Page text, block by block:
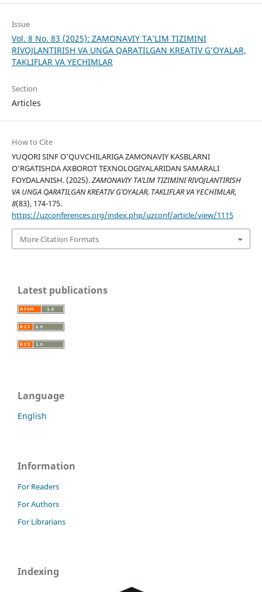
Issue
Vol. 8 No. 83 (2025): ZAMONAVIY TA’LIM TIZIMINI
RIVOJLANTIRISH VA UNGA QARATILGAN KREATIV G’OYALAR,
TAKLIFLAR VA YECHIMLAR
Section
Articles
How to Cite
YUQORI SINF O’QUVCHILARIGA ZAMONAVIY KASBLARNI
O’RGATISHDA AXBOROT TEXNOLOGIYALARIDAN SAMARALI
FOYDALANISH. (2025).ZAMONAVIY TA’LIM TIZIMINI RIVOJLANTIRISH
VA UNGA QARATILGAN KREATIV G’OYALAR, TAKLIFLAR VA YECHIMLAR,
8(83), 174-175.
https://uzconferences.org/index.php/uzconf/article/view/1115
More Citation Formats
Latest publications
Language
English
Information
For Readers
For Authors
For Librarians
Indexing